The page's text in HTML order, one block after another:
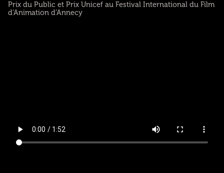
Prix du Public et Prix Unicef au Festival International du Film
d’Animation d’Annecy